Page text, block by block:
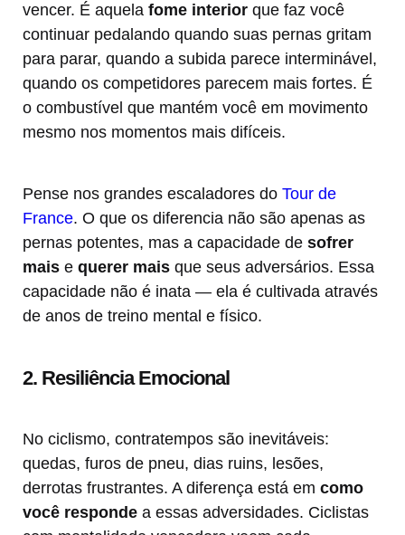
vencer. É aquela fome interior que faz você
continuar pedalando quando suas pernas gritam
para parar, quando a subida parece interminável,
quando os competidores parecem mais fortes. É
o combustível que mantém você em movimento
mesmo nos momentos mais difíceis.
Pense nos grandes escaladores do Tour de
France. O que os diferencia não são apenas as
pernas potentes, mas a capacidade de sofrer
mais e querer mais que seus adversários. Essa
capacidade não é inata — ela é cultivada através
de anos de treino mental e físico.
2. Resiliência Emocional
No ciclismo, contratempos são inevitáveis:
quedas, furos de pneu, dias ruins, lesões,
derrotas frustrantes. A diferença está em como
você responde a essas adversidades. Ciclistas